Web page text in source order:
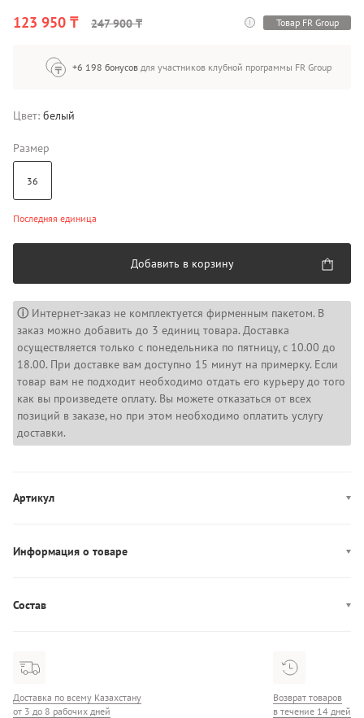
123 950 ₸
247 900 ₸ Товар FR Group
+6 198 бонусов для участников клубной программы FR Group
Цвет: белый
Размер
36
Последняя единица
Добавить в корзину
ⓘ Интернет-заказ не комплектуется фирменным пакетом. В
заказ можно добавить до 3 единиц товара. Доставка
осуществляется только с понедельника по пятницу, с 10.00 до
18.00. При доставке вам доступно 15 минут на примерку. Если
товар вам не подходит необходимо отдать его курьеру до того
как вы произведете оплату. Вы можете отказаться от всех
позиций в заказе, но при этом необходимо оплатить услугу
доставки.
Артикул
Информация о товаре
Состав
Доставка по всему Казахстану
от 3 до 8 рабочих дней
Возврат товаров
в течение 14 дней